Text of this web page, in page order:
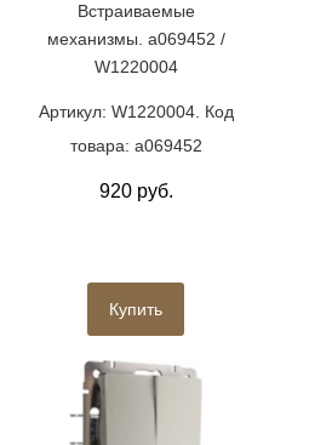
Встраиваемые
механизмы. a069452 /
W1220004
Артикул: W1220004. Код
товара: a069452
920 руб.
Купить